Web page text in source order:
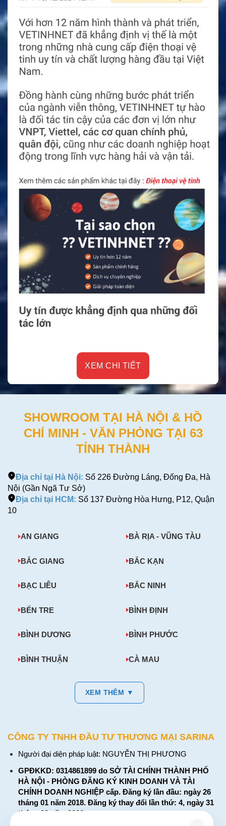
XEM CHI TIẾT
SHOWROOM TẠI HÀ NỘI & HỒ
CHÍ MINH - VĂN PHÒNG TẠI 63
TỈNH THÀNH
Địa chỉ tại Hà Nội: Số 226 Đường Láng, Đống Đa, Hà
Nội (Gần Ngã Tư Sở)
Địa chỉ tại HCM: Số 137 Đường Hòa Hưng, P12, Quận
10
AN GIANG BÀ RỊA - VŨNG TÀU
BẮC GIANG BẮC KẠN
BẠC LIÊU BẮC NINH
BẾN TRE BÌNH ĐỊNH
BÌNH DƯƠNG BÌNH PHƯỚC
BÌNH THUẬN CÀ MAU
XEM THÊM ▼
CÔNG TY TNHH ĐẦU TƯ THƯƠNG MẠI SARINA
Người đại diện pháp luật: NGUYỄN THỊ PHƯƠNG
GPĐKKD: 0314861899 do SỞ TÀI CHÍNH THÀNH PHỐ
HÀ NỘI - PHÒNG ĐĂNG KÝ KINH DOANH VÀ TÀI
CHÍNH DOANH NGHIỆP cấp. Đăng ký lần đầu: ngày 26
tháng 01 năm 2018. Đăng ký thay đổi lần thứ: 4, ngày 31
tháng 03 năm 2026